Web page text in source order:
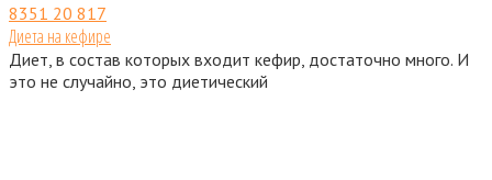
8351 20 817
Диета на кефире
Диет, в состав которых входит кефир, достаточно много. И
это не случайно, это диетический